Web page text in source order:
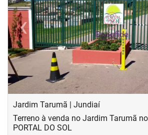
‹Previous
Jardim Tarumã | Jundiaí
Terreno à venda no Jardim Tarumã
PORTAL DO SOL